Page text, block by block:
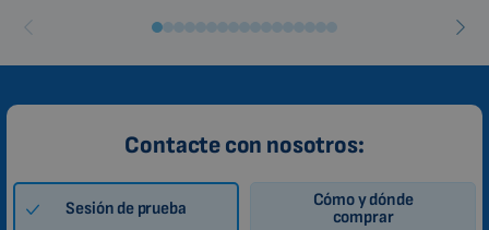
Contacte con nosotros:
Sesión de prueba
Cómo y dónde
comprar